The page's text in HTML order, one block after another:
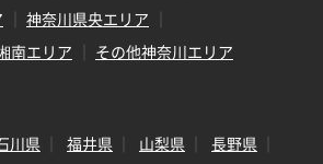
神奈川県央エリア
南エリア その他神奈川エリア
川県 福井県 山梨県
長野県